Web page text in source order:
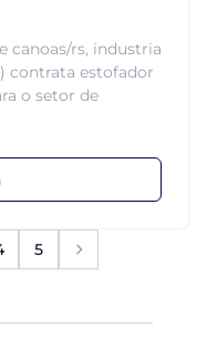
canoas/rs, industria
contrata estofador
o setor de
5